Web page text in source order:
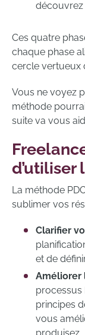
découvrez
Ces quatre
chaque phase
cercle vertueux
Vous ne voyez
méthode
suite va vous
d’utiliser
La méthode
sublimer vos
Clarifier
et de
Améliorer
processus
principes
vous